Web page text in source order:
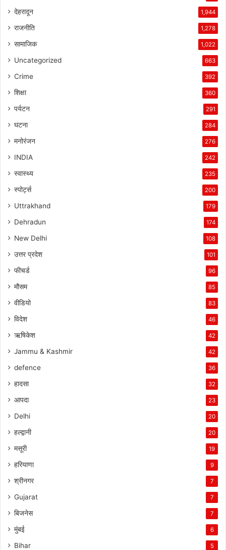
देहरादून 1,944
राजनीति 1,278
सामाजिक 1,022
Uncategorized 663
Crime 392
शिक्षा 360
पर्यटन 291
घटना 284
मनोरंजन 276
INDIA 242
स्वास्थ्य 235
स्पोर्ट्स 200
Uttrakhand 179
Dehradun 174
New Delhi 108
उत्तर प्रदेश 101
फीचर्ड 96
मौसम 85
वीडियो 83
विदेश 46
ऋषिकेश 42
Jammu & Kashmir 42
defence 36
हादसा 32
आपदा 23
Delhi 20
हल्द्वानी 20
मसूरी 19
हरियाणा 9
श्रीनगर 7
Gujarat 7
बिजनेस 7
मुंबई 6
Bihar 5